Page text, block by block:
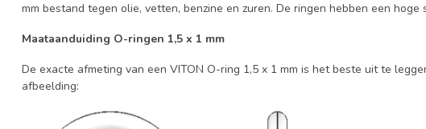
mm bestand tegen olie, vetten, benzine en zuren. De ringen hebben een
Maataanduiding O-ringen 1,5 x 1 mm
De exacte afmeting van een VITON O-ring 1,5 x 1 mm is het beste uit te
afbeelding: